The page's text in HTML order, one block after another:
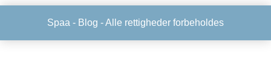
Spaa - Blog - Alle rettigheder forbeholdes